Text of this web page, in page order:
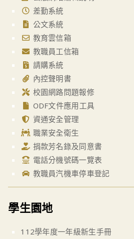
差勤系統
公文系統
教育雲信箱
教職員工信箱
請購系統
內控聲明書
校園網路問題報修
ODF文件應用工具
資通安全管理
職業安全衛生
捐款芳名錄及同意書
電話分機號碼一覽表
教職員汽機車停車登記
學生園地
112學年度一年級新生手冊